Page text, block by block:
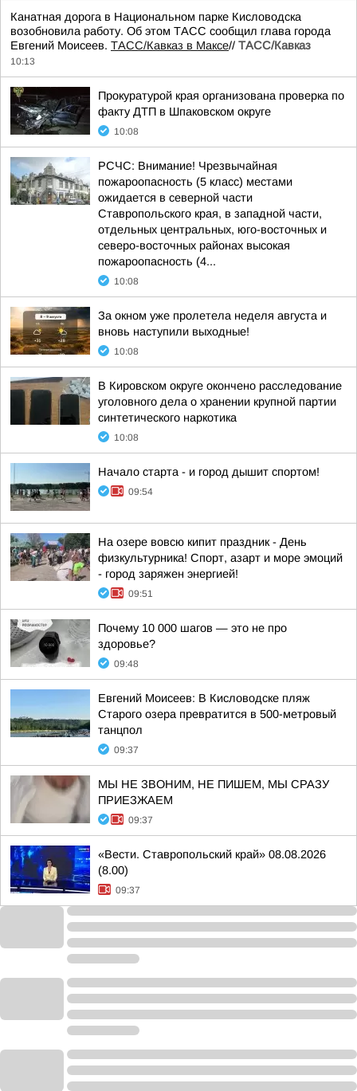
Канатная дорога в Национальном парке Кисловодска
возобновила работу. Об этом ТАСС сообщил глава города
Евгений Моисеев. ТАСС/Кавказ в Максе// ТАСС/Кавказ
10:13
Прокуратурой края организована проверка по
факту ДТП в Шпаковском округе
10:08
РСЧС: Внимание! Чрезвычайная
пожароопасность (5 класс) местами
ожидается в северной части
Ставропольского края, в западной части,
отдельных центральных, юго-восточных и
северо-восточных районах высокая
пожароопасность (4...
10:08
За окном уже пролетела неделя августа и
вновь наступили выходные!
10:08
В Кировском округе окончено расследование
уголовного дела о хранении крупной партии
синтетического наркотика
10:08
Начало старта - и город дышит спортом!
09:54
На озере вовсю кипит праздник - День
физкультурника! Спорт, азарт и море эмоций
- город заряжен энергией!
09:51
Почему 10 000 шагов — это не про
здоровье?
09:48
Евгений Моисеев: В Кисловодске пляж
Старого озера превратится в 500-метровый
танцпол
09:37
МЫ НЕ ЗВОНИМ, НЕ ПИШЕМ, МЫ СРАЗУ
ПРИЕЗЖАЕМ
09:37
«Вести. Ставропольский край» 08.08.2026
(8.00)
09:37